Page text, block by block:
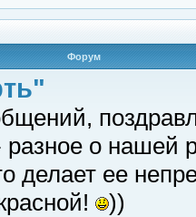
Форум
о нашей
делает ее
))